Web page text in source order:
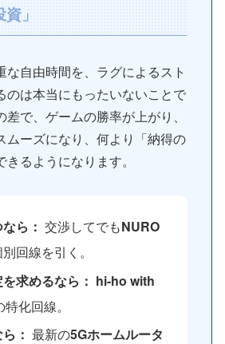
」
な自由時間を、ラグによるスト
のは本当にもったいないことで
で、ゲームの勝率が上がり、
ムーズになり、何より「納得の
るようになります。
ら： 交渉してでもNURO
回線を引く。
求めるなら： hi-ho with
化回線。
： 最新の5Gホームルータ